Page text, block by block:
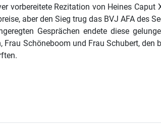
vorbereitete Rezitation von Heines
aber den Sieg trug das BVJ AFA des
Gesprächen endete diese
Frau Schöneboom und Frau Schubert,